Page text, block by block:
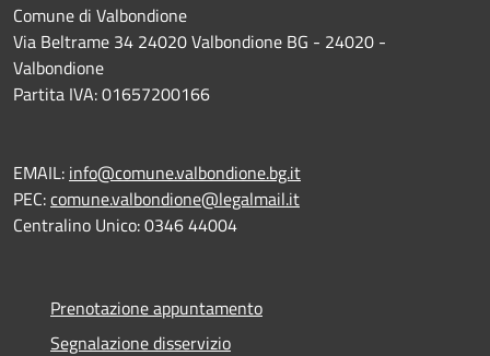
Comune di Valbondione
Via Beltrame 34 24020 Valbondione BG - 24020 -
Valbondione
Partita IVA: 01657200166
EMAIL: info@comune.valbondione.bg.it
PEC:comune.valbondione@legalmail.it
Centralino Unico: 0346 44004
Prenotazione appuntamento
Segnalazione disservizio